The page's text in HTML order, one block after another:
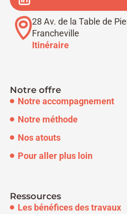
28 Av. de la Table de
Francheville
Itinéraire
Notre offre
Notre accompagnement
Notre méthode
Nos atouts
Pour aller plus loin
Ressources
Les bénéfices des travaux